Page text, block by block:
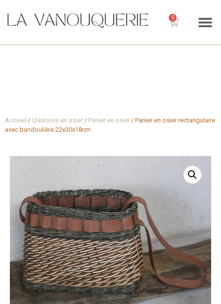
0
Accueil / Créations en osier / Panier en osier / Panier en osier rectangulaire
avec bandoulière 22x30x18cm